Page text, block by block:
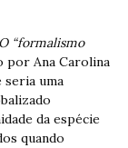
O “formalismo
por Ana Carolina
seria uma
da espécie
quando